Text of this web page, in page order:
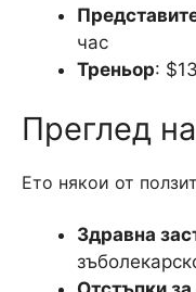
час
Треньор:
Преглед
Ето някои от
Здравна